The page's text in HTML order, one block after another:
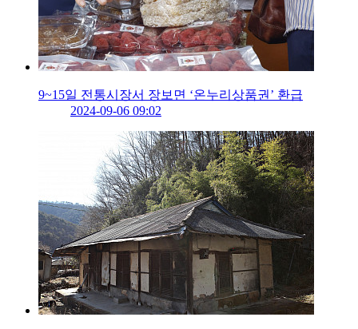
9~15일 전통시장서 장보면 ‘온누리상품권’ 환급
2024-09-06 09:02